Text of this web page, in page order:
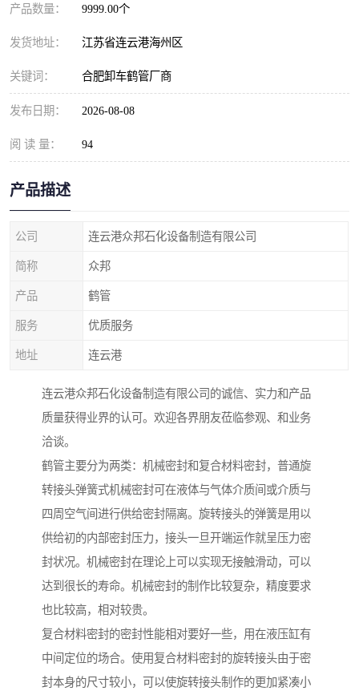
产品数量： 9999.00个
发货地址： 江苏省连云港海州区
关键词： 合肥卸车鹤管厂商
发布日期： 2026-08-08
阅 读 量： 94
产品描述
公司 连云港众邦石化设备制造有限公司
简称 众邦
产品 鹤管
服务 优质服务
地址 连云港
连云港众邦石化设备制造有限公司的诚信、实力和产品
质量获得业界的认可。欢迎各界朋友莅临参观、和业务
洽谈。
鹤管主要分为两类：机械密封和复合材料密封，普通旋
转接头弹簧式机械密封可在液体与气体介质间或介质与
四周空气间进行供给密封隔离。旋转接头的弹簧是用以
供给初的内部密封压力，接头一旦开端运作就呈压力密
封状况。机械密封在理论上可以实现无接触滑动，可以
达到很长的寿命。机械密封的制作比较复杂，精度要求
也比较高，相对较贵。
复合材料密封的密封性能相对要好一些，用在液压缸有
中间定位的场合。使用复合材料密封的旋转接头由于密
封本身的尺寸较小，可以使旋转接头制作的更加紧凑小